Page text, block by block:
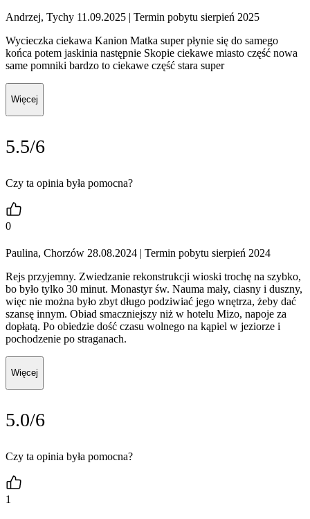
Andrzej, Tychy 11.09.2025 | Termin pobytu sierpień 2025
Wycieczka ciekawa Kanion Matka super płynie się do samego
końca potem jaskinia następnie Skopie ciekawe miasto część nowa
same pomniki bardzo to ciekawe część stara super
Więcej
5.5/6
Czy ta opinia była pomocna?
0
Paulina, Chorzów 28.08.2024 | Termin pobytu sierpień 2024
Rejs przyjemny. Zwiedzanie rekonstrukcji wioski trochę na szybko,
bo było tylko 30 minut. Monastyr św. Nauma mały, ciasny i duszny,
więc nie można było zbyt długo podziwiać jego wnętrza, żeby dać
szansę innym. Obiad smaczniejszy niż w hotelu Mizo, napoje za
dopłatą. Po obiedzie dość czasu wolnego na kąpiel w jeziorze i
pochodzenie po straganach.
Więcej
5.0/6
Czy ta opinia była pomocna?
1